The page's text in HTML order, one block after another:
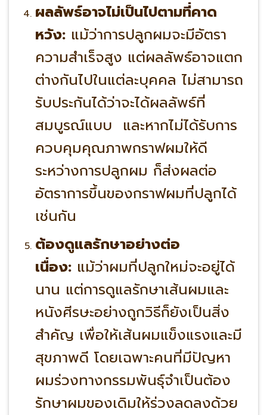
ผลลัพธ์อาจไม่เป็นไปตามที่คาด
หวัง:แม้ว่าการปลูกผมจะมีอัตรา
ความสำเร็จสูง แต่ผลลัพธ์อาจแตก
ต่างกันไปในแต่ละบุคคล ไม่สามารถ
รับประกันได้ว่าจะได้ผลลัพธ์ที่
สมบูรณ์แบบ และหากไม่ได้รับการ
ควบคุมคุณภาพกราฟผมให้ดี
ระหว่างการปลูกผม ก็ส่งผลต่อ
อัตราการขึ้นของกราฟผมที่ปลูกได้
เช่นกัน
ต้องดูแลรักษาอย่างต่อ
เนื่อง:แม้ว่าผมที่ปลูกใหม่จะอยู่ได้
นาน แต่การดูแลรักษาเส้นผมและ
หนังศีรษะอย่างถูกวิธีก็ยังเป็นสิ่ง
สำคัญ เพื่อให้เส้นผมแข็งแรงและมี
สุขภาพดี โดยเฉพาะคนที่มีปัญหา
ผมร่วงทางกรรมพันธุ์จำเป็นต้อง
รักษาผมของเดิมให้ร่วงลดลงด้วย